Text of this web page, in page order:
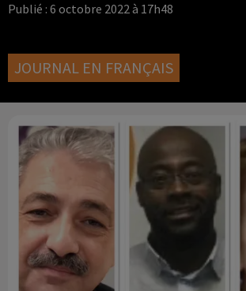
Publié : 6 octobre 2022 à 17h48
JOURNAL EN FRANÇAIS